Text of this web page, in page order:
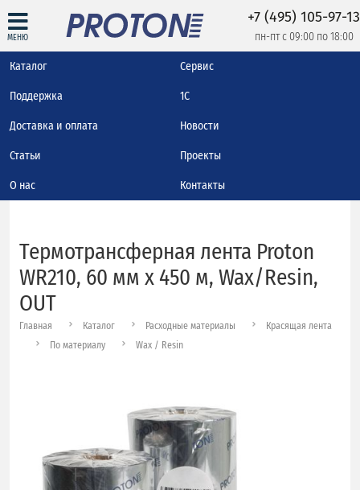
МЕНЮ
+7 (495) 105-97-13
пн-пт с 09:00 по 18:00
Каталог Сервис
Поддержка 1С
Доставка и оплата Новости
Статьи Проекты
О нас Контакты
Термотрансферная лента Proton
WR210, 60 мм х 450 м, Wax/Resin,
OUT
Главная Каталог Расходные материалы
Красящая лента
По материалу
Wax / Resin